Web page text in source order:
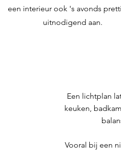
een interieur ook 's avonds
uitnodigend aan.
Een lichtplan
keuken,
Vooral bij een